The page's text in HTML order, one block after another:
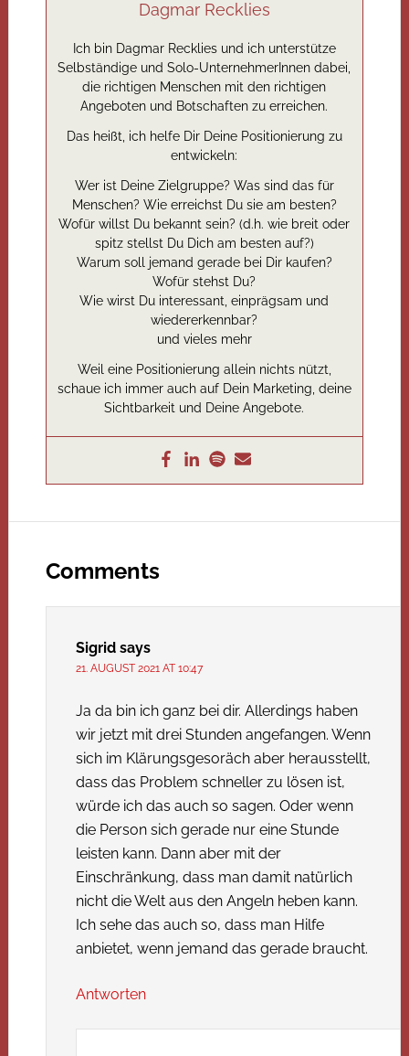
Dagmar Recklies
Ich bin Dagmar Recklies und ich unterstütze
Selbständige und Solo-UnternehmerInnen dabei,
die richtigen Menschen mit den richtigen
Angeboten und Botschaften zu erreichen.
Das heißt, ich helfe Dir Deine Positionierung zu
entwickeln:
Wer ist Deine Zielgruppe? Was sind das für
Menschen? Wie erreichst Du sie am besten?
Wofür willst Du bekannt sein? (d.h. wie breit oder
spitz stellst Du Dich am besten auf?)
Warum soll jemand gerade bei Dir kaufen?
Wofür stehst Du?
Wie wirst Du interessant, einprägsam und
wiedererkennbar?
und vieles mehr
Weil eine Positionierung allein nichts nützt,
schaue ich immer auch auf Dein Marketing, deine
Sichtbarkeit und Deine Angebote.
Comments
Sigrid says
21. AUGUST 2021 AT 10:47
Ja da bin ich ganz bei dir. Allerdings haben
wir jetzt mit drei Stunden angefangen. Wenn
sich im Klärungsgesoräch aber herausstellt,
dass das Problem schneller zu lösen ist,
würde ich das auch so sagen. Oder wenn
die Person sich gerade nur eine Stunde
leisten kann. Dann aber mit der
Einschränkung, dass man damit natürlich
nicht die Welt aus den Angeln heben kann.
Ich sehe das auch so, dass man Hilfe
anbietet, wenn jemand das gerade braucht.
Antworten